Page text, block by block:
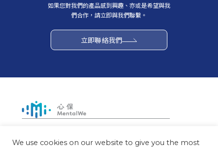
如果您對我們的產品感到興趣、亦或是希望與我
們合作，請立即與我們聯繫。
立即聯絡我們
營運時間：週一至週五 09:00~18:00
We use cookies on our website to give you the most